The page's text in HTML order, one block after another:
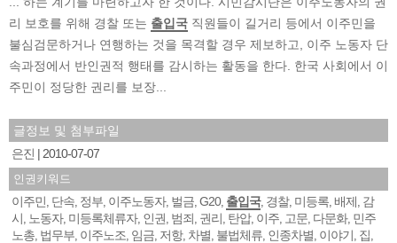
리 보호를 위해 경찰 또는 출입국 직원들이 길거리 등에서 이주민을
불심검문하거나 연행하는 것을 목격할 경우 제보하고, 이주 노동자 단
속과정에서 반인권적 행태를 감시하는 활동을 한다. 한국 사회에서 이
주민이 정당한 권리를 보장...
글정보 및 첨부파일
은진
2010-07-07
인권키워드
이주민 단속 정부 이주노동자, 벌금 G20, 출입국, 경찰, 미등록 배제 감
시 노동자, 미등록체류자, 인권 범죄 권리 탄압, 이주 고문 다문화, 민주
노총 법무부 이주노조 임금 저항, 차별 불법체류 인종차별 이야기 집